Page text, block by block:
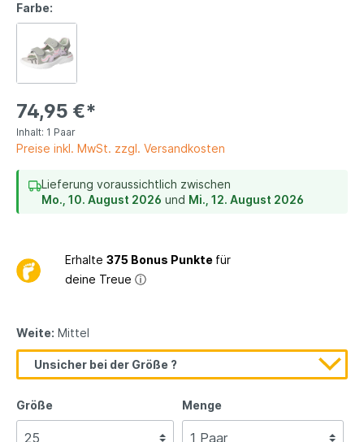
Farbe:
74,95 €*
Inhalt: 1 Paar
Preise inkl. MwSt. zzgl. Versandkosten
Lieferung voraussichtlich zwischen
Mo., 10. August 2026 und Mi., 12. August 2026
Erhalte 375 Bonus Punkte für
deine Treue ⓘ
Weite: Mittel
Unsicher bei der Größe ?
Größe Menge